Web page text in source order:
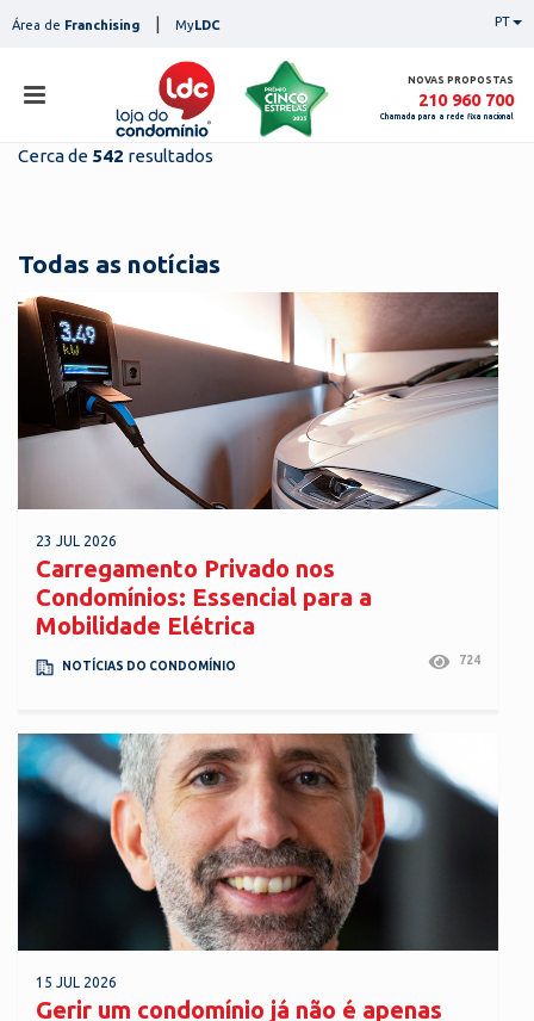
toÁrea de Franchising MyLDC PT
NOVAS PROPOSTAS
210 960 700
Chamada para a rede fixa nacional
notícias
contactos
Cerca de 542 resultados
Todas as notícias
23 JUL 2026
Carregamento Privado nos
Condomínios: Essencial para a
Mobilidade Elétrica
NOTÍCIAS DO CONDOMÍNIO 724
15 JUL 2026
Gerir um condomínio já não é apenas